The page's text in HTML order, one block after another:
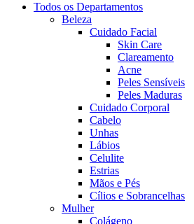
Todos os Departamentos
Beleza
Cuidado Facial
Skin Care
Clareamento
Acne
Peles Sensíveis
Peles Maduras
Cuidado Corporal
Cabelo
Unhas
Lábios
Celulite
Estrias
Mãos e Pés
Cílios e Sobrancelhas
Mulher
Colágeno